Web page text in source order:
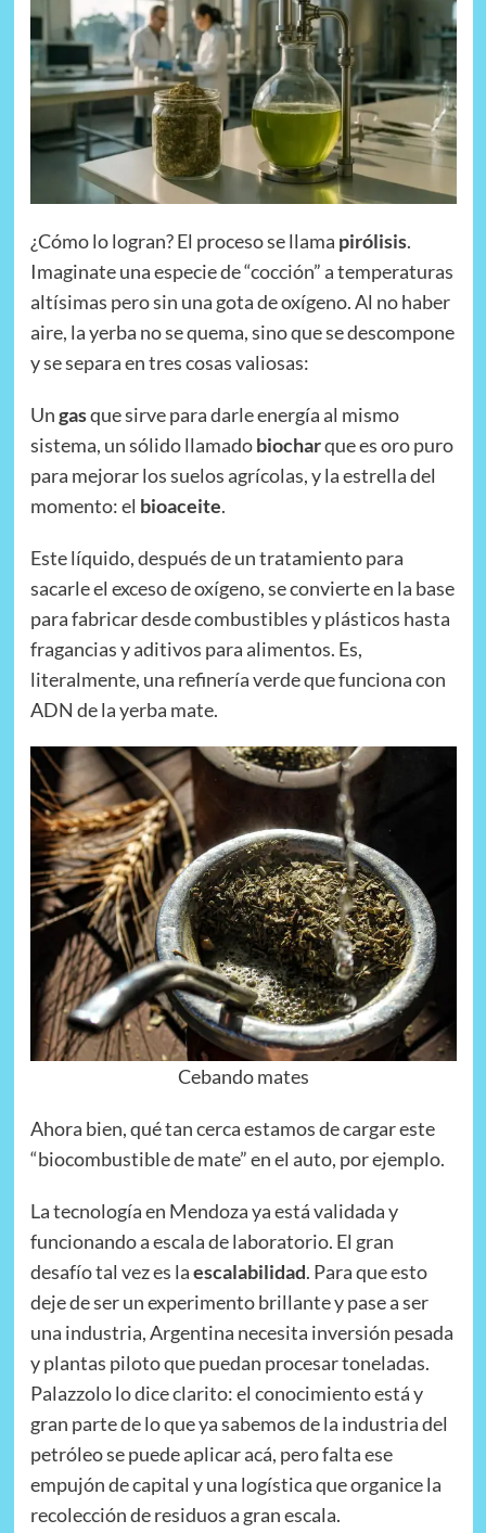
¿Cómo lo logran? El proceso se llama pirólisis.
Imaginate una especie de “cocción” a temperaturas
altísimas pero sin una gota de oxígeno. Al no haber
aire, la yerba no se quema, sino que se descompone
y se separa en tres cosas valiosas:
Ungasque sirve para darle energía al mismo
sistema, un sólido llamadobiocharque es oro puro
para mejorar los suelos agrícolas, y la estrella del
momento: el bioaceite.
Este líquido, después de un tratamiento para
sacarle el exceso de oxígeno, se convierte en la base
para fabricar desde combustibles y plásticos hasta
fragancias y aditivos para alimentos. Es,
literalmente, una refinería verde que funciona con
ADN de la yerba mate.
Cebando mates
Ahora bien, qué tan cerca estamos de cargar este
“biocombustible de mate” en el auto, por ejemplo.
La tecnología en Mendoza ya está validada y
funcionando a escala de laboratorio. El gran
desafío tal vez es laescalabilidad. Para que esto
deje de ser un experimento brillante y pase a ser
una industria, Argentina necesita inversión pesada
y plantas piloto que puedan procesar toneladas.
Palazzolo lo dice clarito: el conocimiento está y
gran parte de lo que ya sabemos de la industria del
petróleo se puede aplicar acá, pero falta ese
empujón de capital y una logística que organice la
recolección de residuos a gran escala.